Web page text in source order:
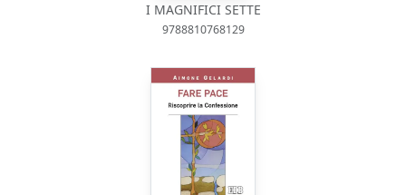
I MAGNIFICI SETTE
9788810768129